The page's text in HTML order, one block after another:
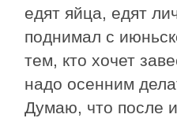
едят яйца, едят
поднимал с
тем, кто хочет
надо осенним
Думаю, что после